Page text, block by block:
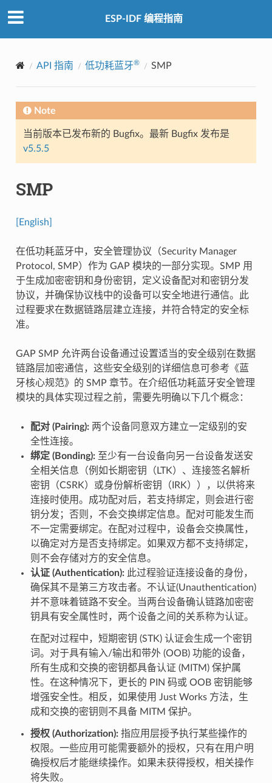
ESP-IDF 编程指南
API 指南 低功耗蓝牙® SMP
Note
当前版本已发布新的 Bugfix。最新 Bugfix 发布是
v5.5.5
SMP
[English]
在低功耗蓝牙中，安全管理协议（Security Manager
Protocol, SMP）作为 GAP 模块的一部分实现。SMP 用
于生成加密密钥和身份密钥，定义设备配对和密钥分发
协议，并确保协议栈中的设备可以安全地进行通信。此
过程要求在数据链路层建立连接，并符合特定的安全标
准。
GAP SMP 允许两台设备通过设置适当的安全级别在数据
链路层加密通信，这些安全级别的详细信息可参考《蓝
牙核心规范》的 SMP 章节。在介绍低功耗蓝牙安全管理
模块的具体实现过程之前，需要先明确以下几个概念：
配对 (Pairing):两个设备同意双方建立一定级别的安
全性连接。
绑定 (Bonding):至少有一台设备向另一台设备发送安
全相关信息（例如长期密钥（LTK）、连接签名解析
密钥（CSRK）或身份解析密钥（IRK）），以供将来
连接时使用。成功配对后，若支持绑定，则会进行密
钥分发；否则，不会交换绑定信息。配对可能发生而
不一定需要绑定。在配对过程中，设备会交换属性，
以确定对方是否支持绑定。如果双方都不支持绑定，
则不会存储对方的安全信息。
认证 (Authentication):此过程验证连接设备的身份，
确保其不是第三方攻击者。不认证(Unauthentication)
并不意味着链路不安全。当两台设备确认链路加密密
钥具有安全属性时，两个设备之间的关系称为认证。
在配对过程中，短期密钥 (STK) 认证会生成一个密钥
词。对于具有输入/输出和带外 (OOB) 功能的设备，
所有生成和交换的密钥都具备认证 (MITM) 保护属
性。在这种情况下，更长的 PIN 码或 OOB 密钥能够
增强安全性。相反，如果使用 Just Works 方法，生
成和交换的密钥则不具备 MITM 保护。
授权 (Authorization):指应用层授予执行某些操作的
权限。一些应用可能需要额外的授权，只有在用户明
确授权后才能继续操作。如果未获得授权，相关操作
将失败。